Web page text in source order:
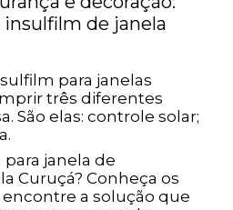
insulfilm de janela
para janelas
três diferentes
São elas: controle solar;
janela de
Curuçá? Conheça os
encontre a solução que